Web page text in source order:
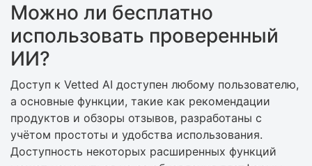
Можно ли бесплатно
использовать проверенный
ИИ?
Доступ к Vetted AI доступен любому пользователю,
а основные функции, такие как рекомендации
продуктов и обзоры отзывов, разработаны с
учётом простоты и удобства использования.
Доступность некоторых расширенных функций